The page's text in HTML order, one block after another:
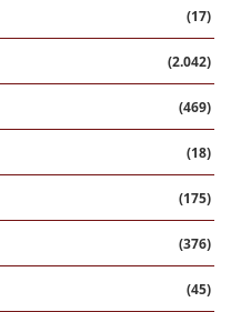
(17)
(2.042)
(469)
(18)
(175)
(376)
(45)